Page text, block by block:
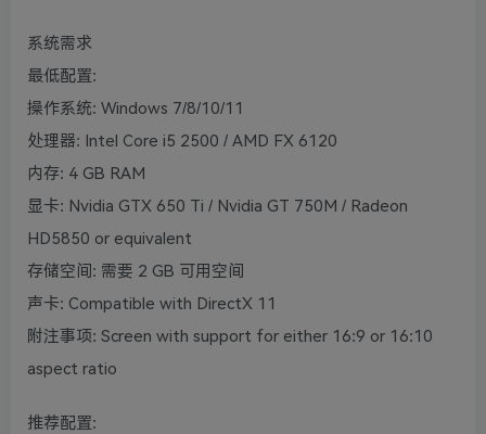
系统需求
最低配置:
操作系统: Windows 7/8/10/11
处理器: Intel Core i5 2500 / AMD FX 6120
内存: 4 GB RAM
显卡: Nvidia GTX 650 Ti / Nvidia GT 750M / Radeon
HD5850 or equivalent
存储空间: 需要 2 GB 可用空间
声卡: Compatible with DirectX 11
附注事项: Screen with support for either 16:9 or 16:10
aspect ratio
推荐配置: